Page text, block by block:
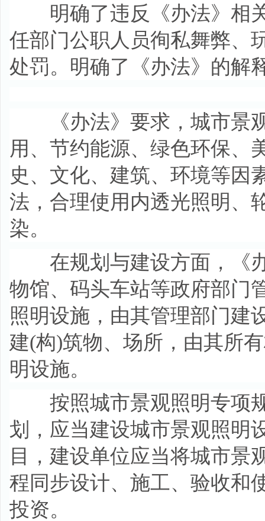
明确了违反《办法》相关
任部门公职人员徇私舞弊、
处罚。明确了《办法》的解
《办法》要求，城市景观
用、节约能源、绿色环保、
史、文化、建筑、环境等因
法，合理使用内透光照明、
染。
在规划与建设方面，《办
物馆、码头车站等政府部门
照明设施，由其管理部门建
建(构)筑物、场所，由其所
明设施。
按照城市景观照明专项规
划，应当建设城市景观照明
目，建设单位应当将城市景
程同步设计、施工、验收和
投资。